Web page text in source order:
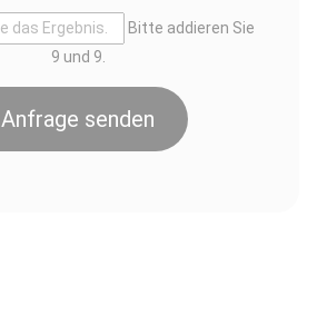
Bitte addieren Sie
9 und 9.
Anfrage senden